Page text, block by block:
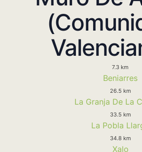
7.3 km
Beniarres
26.5 km
La Granja De La
33.5 km
La Pobla
34.8 km
Xalo